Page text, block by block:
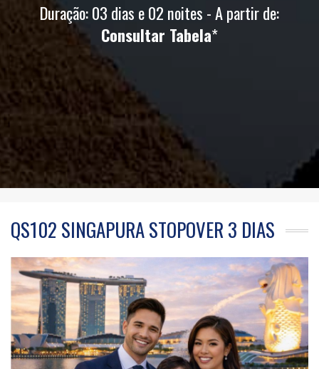
Duração: 03 dias e 02 noites - A partir de:
Consultar Tabela*
QS102 SINGAPURA STOPOVER 3 DIAS